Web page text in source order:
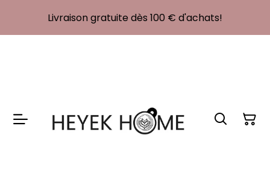
Livraison gratuite dès 100 € d'achats!